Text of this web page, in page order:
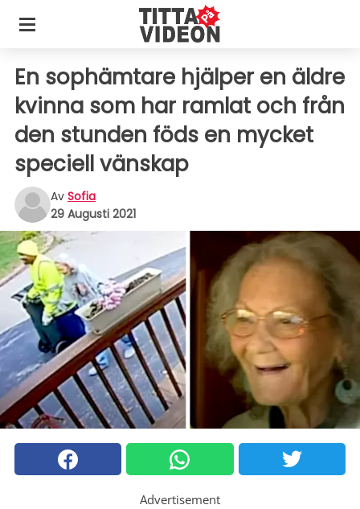
En sophämtare hjälper en äldre
kvinna som har ramlat och från
den stunden föds en mycket
speciell vänskap
Av Sofia
29 Augusti 2021
Advertisement